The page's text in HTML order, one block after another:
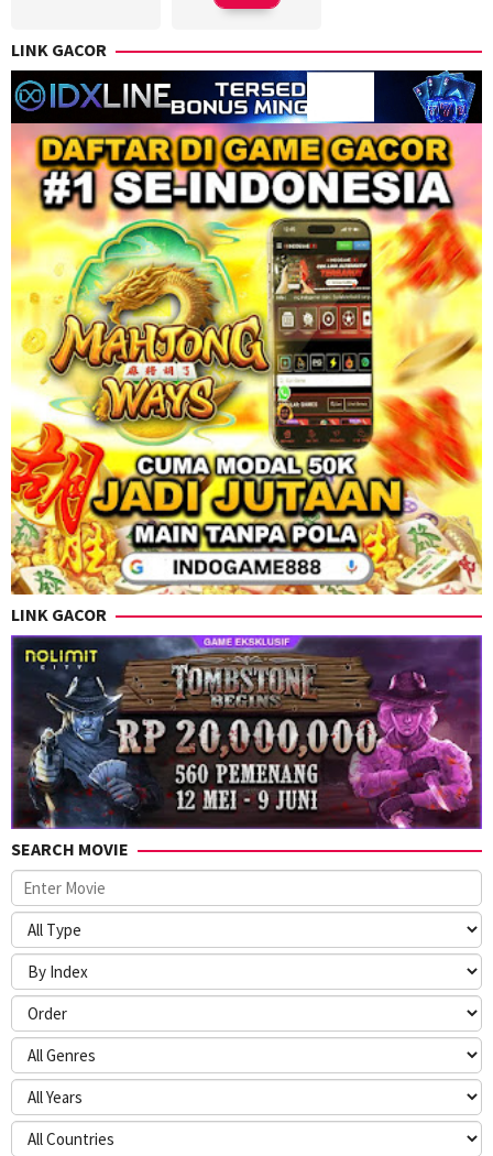
LINK GACOR
LINK GACOR
SEARCH MOVIE